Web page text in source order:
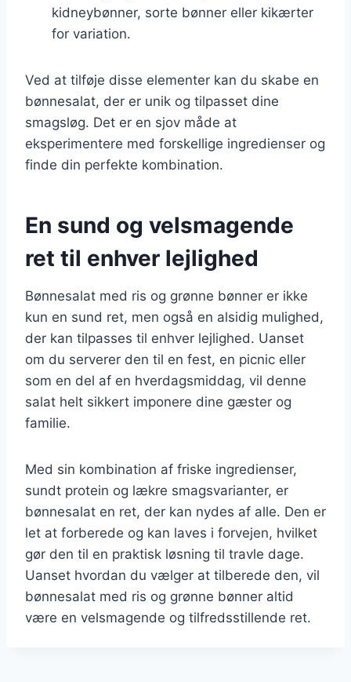
kidneybønner, sorte bønner eller kikærter
for variation.
Ved at tilføje disse elementer kan du skabe en
bønnesalat, der er unik og tilpasset dine
smagsløg. Det er en sjov måde at
eksperimentere med forskellige ingredienser og
finde din perfekte kombination.
En sund og velsmagende
ret til enhver lejlighed
Bønnesalat med ris og grønne bønner er ikke
kun en sund ret, men også en alsidig mulighed,
der kan tilpasses til enhver lejlighed. Uanset
om du serverer den til en fest, en picnic eller
som en del af en hverdagsmiddag, vil denne
salat helt sikkert imponere dine gæster og
familie.
Med sin kombination af friske ingredienser,
sundt protein og lækre smagsvarianter, er
bønnesalat en ret, der kan nydes af alle. Den er
let at forberede og kan laves i forvejen, hvilket
gør den til en praktisk løsning til travle dage.
Uanset hvordan du vælger at tilberede den, vil
bønnesalat med ris og grønne bønner altid
være en velsmagende og tilfredsstillende ret.